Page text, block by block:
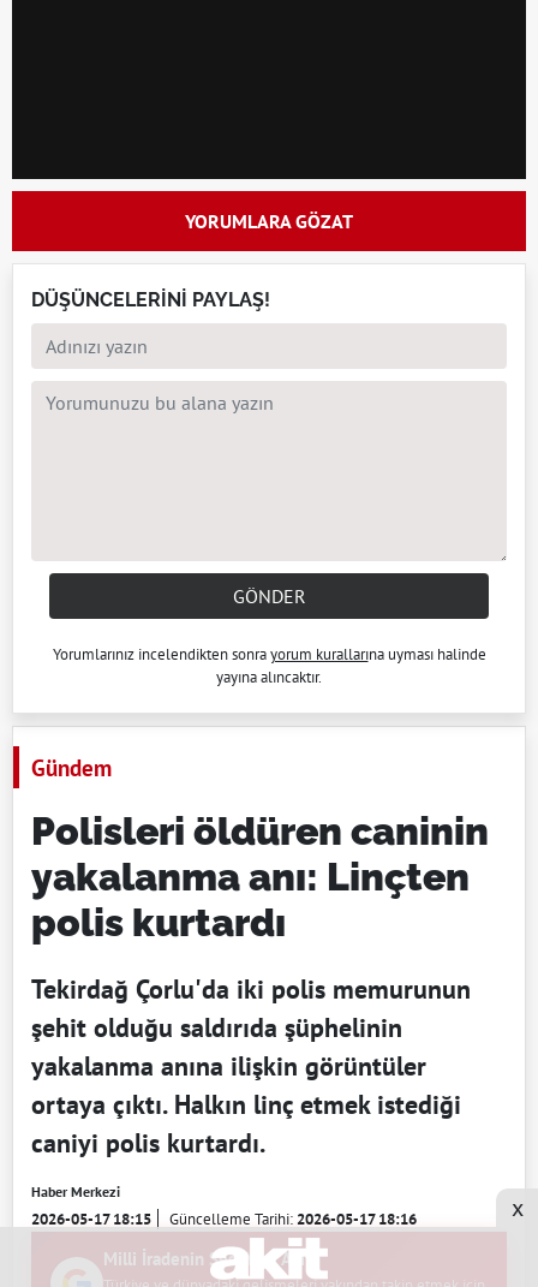
YORUMLARA GÖZAT
DÜŞÜNCELERİNİ PAYLAŞ!
GÖNDER
Yorumlarınız incelendikten sonrayorum kurallarına uyması halinde
yayına alıncaktır.
Gündem
Polisleri öldüren caninin
yakalanma anı: Linçten
polis kurtardı
Tekirdağ Çorlu'da iki polis memurunun
şehit olduğu saldırıda şüphelinin
yakalanma anına ilişkin görüntüler
ortaya çıktı. Halkın linç etmek istediği
caniyi polis kurtardı.
Haber Merkezi
2026-05-17 18:15 Güncelleme Tarihi:2026-05-17 18:16
Milli İradenin Sesi Yeni Akit
x